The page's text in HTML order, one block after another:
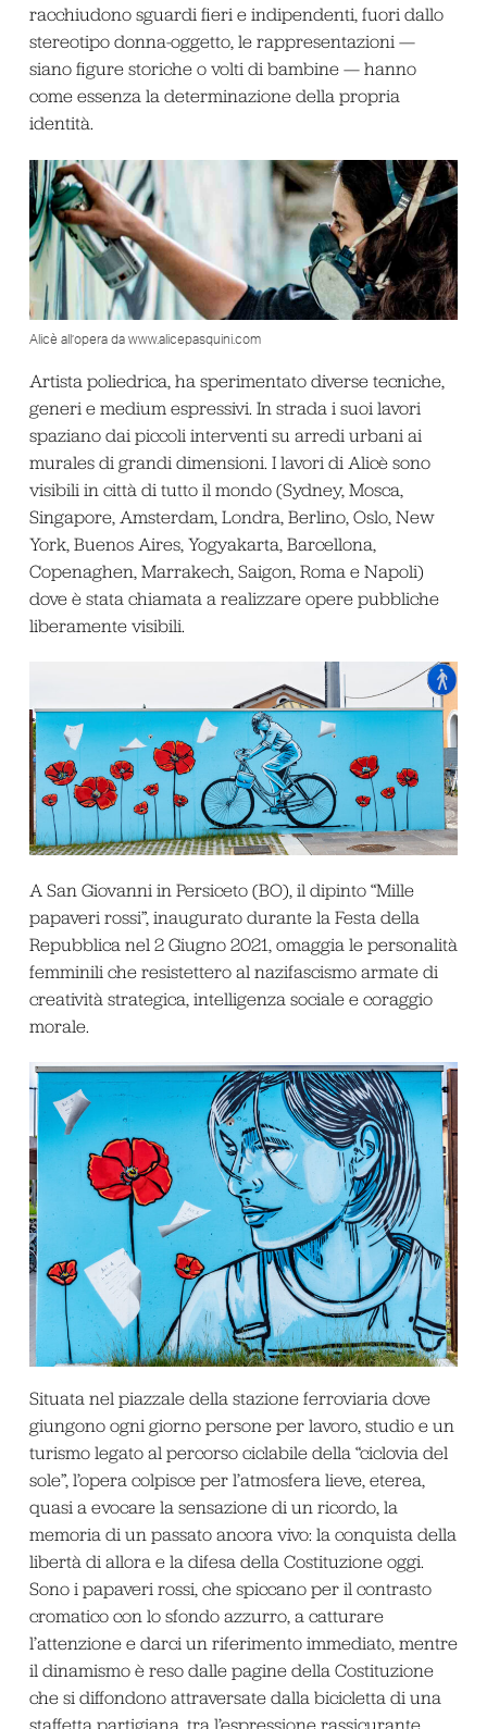
racchiudono sguardi fieri e indipendenti, fuori dallo
stereotipo donna-oggetto, le rappresentazioni —
siano figure storiche o volti di bambine — hanno
come essenza la determinazione della propria
identità.
Alicè all’opera da www.alicepasquini.com
Artista poliedrica, ha sperimentato diverse tecniche,
generi e medium espressivi. In strada i suoi lavori
spaziano dai piccoli interventi su arredi urbani ai
murales di grandi dimensioni. I lavori di Alicè sono
visibili in città di tutto il mondo (Sydney, Mosca,
Singapore, Amsterdam, Londra, Berlino, Oslo, New
York, Buenos Aires, Yogyakarta, Barcellona,
Copenaghen, Marrakech, Saigon, Roma e Napoli)
dove è stata chiamata a realizzare opere pubbliche
liberamente visibili.
A San Giovanni in Persiceto (BO), il dipinto “Mille
papaveri rossi”, inaugurato durante la Festa della
Repubblica nel 2 Giugno 2021, omaggia le personalità
femminili che resistettero al nazifascismo armate di
creatività strategica, intelligenza sociale e coraggio
morale.
Situata nel piazzale della stazione ferroviaria dove
giungono ogni giorno persone per lavoro, studio e un
turismo legato al percorso ciclabile della “ciclovia del
sole”, l’opera colpisce per l’atmosfera lieve, eterea,
quasi a evocare la sensazione di un ricordo, la
memoria di un passato ancora vivo: la conquista della
libertà di allora e la difesa della Costituzione oggi.
Sono i papaveri rossi, che spiccano per il contrasto
cromatico con lo sfondo azzurro, a catturare
l’attenzione e darci un riferimento immediato, mentre
il dinamismo è reso dalle pagine della Costituzione
che si diffondono attraversate dalla bicicletta di una